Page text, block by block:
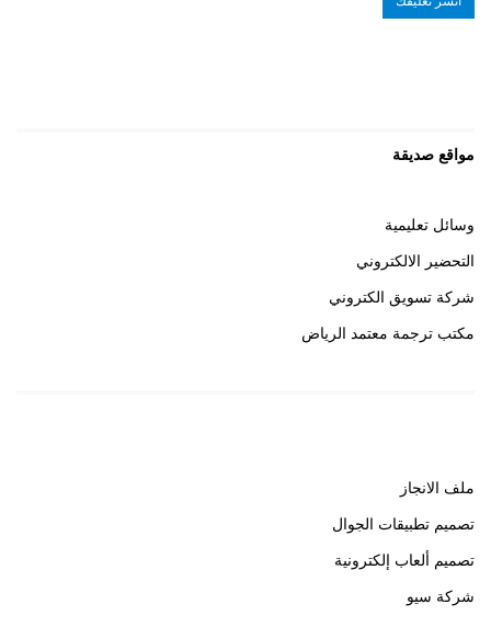
مواقع صديقة
وسائل تعليمية
التحضير الالكتروني
شركة تسويق الكتروني
مكتب ترجمة معتمد الرياض
ملف الانجاز
تصميم تطبيقات الجوال
تصميم ألعاب إلكترونية
شركة سيو